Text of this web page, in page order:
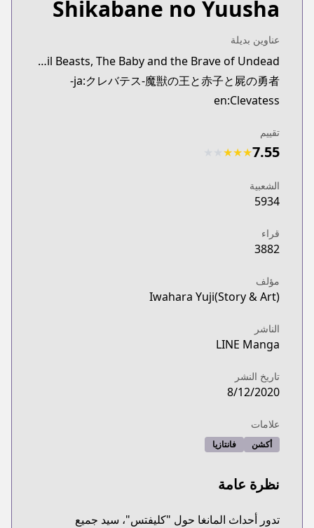
Shikabane no Yuusha
عناوين بديلة
synonyms:Clevatess: The King of Devil Beasts, The Baby and the Brave of Undead
ja:クレバテス-魔獣の王と赤子と屍の勇者-
en:Clevatess
تقييم
7.55
★
★
★
الشعبية
5934
قراء
3882
مؤلف
Iwahara Yuji(Story & Art)
الناشر
LINE Manga
تاريخ النشر
8/12/2020
علامات
أكشن فانتازيا
نظرة عامة
تدور أحداث المانغا حول "كليفتس"، سيد جميع